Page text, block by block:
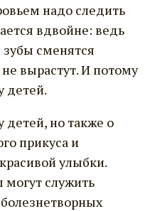
надо следить
вдвойне: ведь
сменятся
вырастут. И потому
детей.
детей, но также о
прикуса и
улыбки.
служить